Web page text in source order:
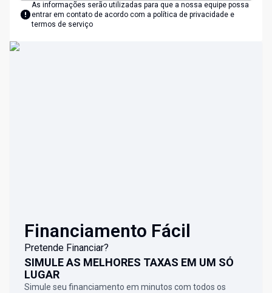
As informações serão utilizadas para que a nossa equipe possa
entrar em contato de acordo com a política de privacidade e
termos de serviço
Financiamento Fácil
Pretende Financiar?
SIMULE AS MELHORES TAXAS EM UM SÓ
LUGAR
Simule seu financiamento em minutos com todos os